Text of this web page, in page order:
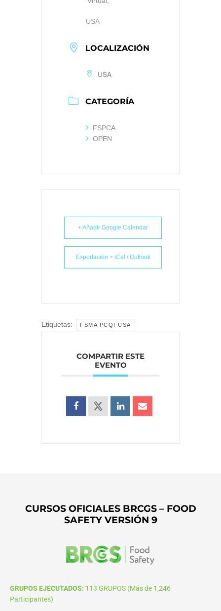
USA
LOCALIZACIÓN
USA
CATEGORÍA
FSPCA
OPEN
+ Añadir Google Calendar
Exportación + iCal / Outlook
Etiquetas: FSMA PCQI USA
COMPARTIR ESTE
EVENTO
CURSOS OFICIALES BRCGS – FOOD
SAFETY VERSIÓN 9
GRUPOS EJECUTADOS: 113 GRUPOS (Más de 1,246
Participantes)